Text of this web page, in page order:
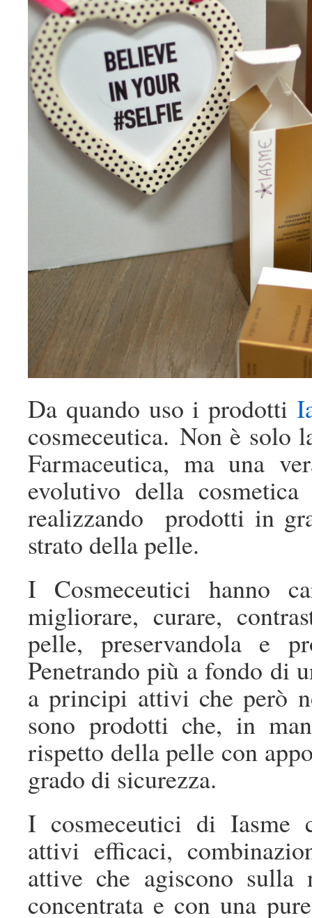
Da quando uso i prodotti
cosmeceutica. Non è solo
Farmaceutica, ma una
evolutivo della
realizzando prodotti in
strato della pelle.
I Cosmeceutici hanno
migliorare, curare,
pelle, preservandola e
Penetrando più a fondo di
a principi attivi che però
sono prodotti che, in
rispetto della pelle con
grado di sicurezza.
I cosmeceutici di Iasme
attivi efficaci,
attive che agiscono sulla
concentrata e con una